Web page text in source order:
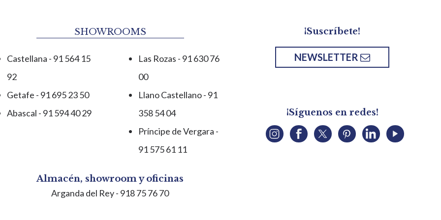
SHOWROOMS
Castellana - 91 564 15
92
Getafe - 91 695 23 50
Abascal - 91 594 40 29
Las Rozas - 91 630 76
00
Llano Castellano - 91
358 54 04
Príncipe de Vergara -
91 575 61 11
Almacén, showroom y oficinas
Arganda del Rey- 918 75 76 70
¡Suscríbete!
NEWSLETTER
¡Síguenos en redes!